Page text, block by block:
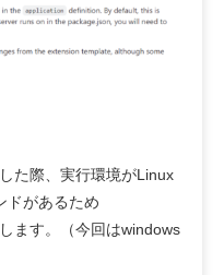
た際、実行環境がLinux
ドがあるため
ます。（今回はwindows